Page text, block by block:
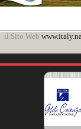
il Sito Web